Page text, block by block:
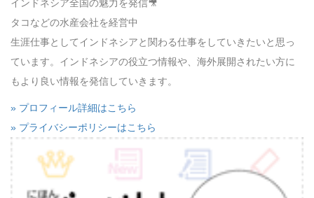
インドネシア全国の魅力を発信🎥
タコなどの水産会社を経営中
生涯仕事としてインドネシアと関わる仕事をしていきたいと思っ
ています。インドネシアの役立つ情報や、海外展開されたい方に
もより良い情報を発信していきます。
» プロフィール詳細はこちら
» プライバシーポリシーはこちら